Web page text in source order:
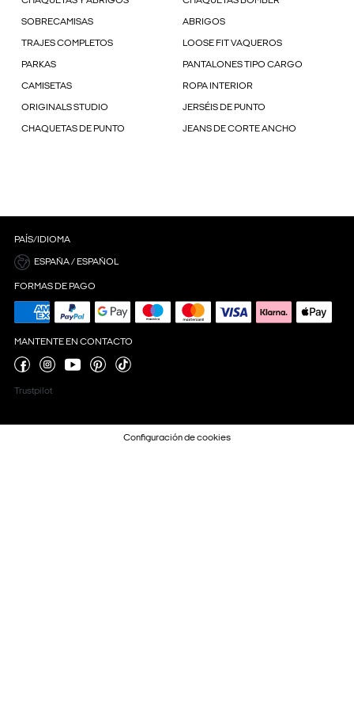
SOBRECAMISAS ABRIGOS
TRAJES COMPLETOS LOOSE FIT VAQUEROS
PARKAS PANTALONES TIPO CARGO
CAMISETAS ROPA INTERIOR
ORIGINALS STUDIO JERSÉIS DE PUNTO
CHAQUETAS DE PUNTO JEANS DE CORTE ANCHO
PAÍS/IDIOMA
ESPAÑA / ESPAÑOL
FORMAS DE PAGO
MANTENTE EN CONTACTO
Trustpilot
Configuración de cookies